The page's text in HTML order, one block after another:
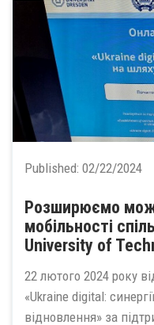
Published: 02/22/2024
Розширюємо
мобільності
University of
22 лютого 2024 року
«Ukraine digital:
відновлення» за